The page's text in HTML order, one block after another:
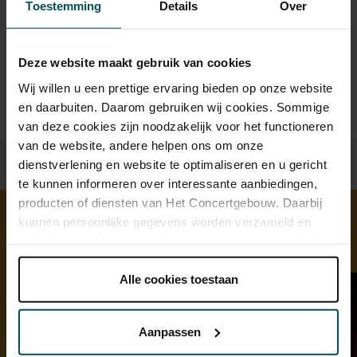
Toestemming Details Over
Deze website maakt gebruik van cookies
Wij willen u een prettige ervaring bieden op onze website
en daarbuiten. Daarom gebruiken wij cookies. Sommige
van deze cookies zijn noodzakelijk voor het functioneren
van de website, andere helpen ons om onze
dienstverlening en website te optimaliseren en u gericht
te kunnen informeren over interessante aanbiedingen,
producten of diensten van Het Concertgebouw. Daarbij
kunnen persoonlijke gegevens worden verzameld en
onder 'aanpassen' zelf welke cookies wij mogen
Lees onze cookieverklaring hier. Lees onze
Alle cookies toestaan
Aanpassen
sprintkaarten
Prijzen zijn exclusief transactiekosten: € 5 per bestelling. Wilt
kassa@concertgebouw.nl of bel de Concertgebouwlijn op
020 – 671 83 45.